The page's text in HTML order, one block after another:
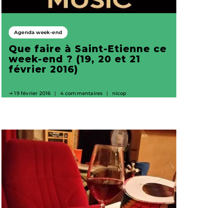
Agenda week-end
Que faire à Saint-Etienne ce
week-end ? (19, 20 et 21
février 2016)
19 février 2016 4 commentaires nicop